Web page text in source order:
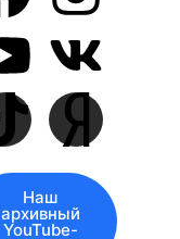
Наш
архивный
YouTube-